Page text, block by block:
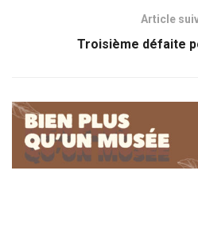
Article
Troisième défaite